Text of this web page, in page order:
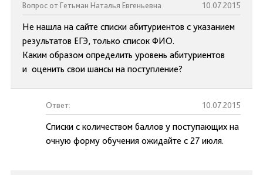
Вопрос от Гетьман Наталья Евгеньевна 10.07.2015
Не нашла на сайте списки абитуриентов с указанием
результатов ЕГЭ, только список ФИО.
Каким образом определить уровень абитуриентов
и оценить свои шансы на поступление?
Ответ: 10.07.2015
Списки с количеством баллов у поступающих на
очную форму обучения ожидайте с 27 июля.